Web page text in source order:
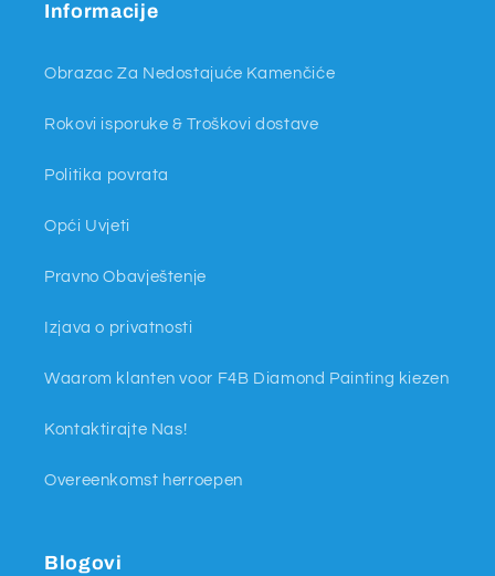
Informacije
Obrazac Za Nedostajuće Kamenčiće
Rokovi isporuke & Troškovi dostave
Politika povrata
Opći Uvjeti
Pravno Obavještenje
Izjava o privatnosti
Waarom klanten voor F4B Diamond Painting kiezen
Kontaktirajte Nas!
Overeenkomst herroepen
Blogovi